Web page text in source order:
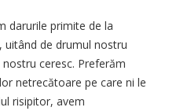
darurile primite de la
uitând de drumul nostru
ceresc. Preferăm
netrecătoare pe care ni le
risipitor, avem